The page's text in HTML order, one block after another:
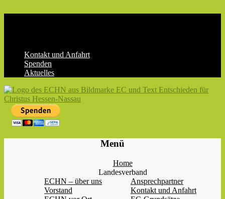
Kontakt und Anfahrt
Spenden
Aktuelles
ECHN
EC-
Menü
Home
Landesverband
ECHN – über uns
Ansprechpartner
Vorstand
Kontakt und Anfahrt